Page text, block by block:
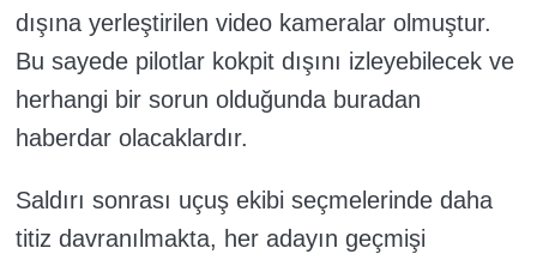
dışına yerleştirilen video kameralar olmuştur.
Bu sayede pilotlar kokpit dışını izleyebilecek ve
herhangi bir sorun olduğunda buradan
haberdar olacaklardır.
Saldırı sonrası uçuş ekibi seçmelerinde daha
titiz davranılmakta, her adayın geçmişi